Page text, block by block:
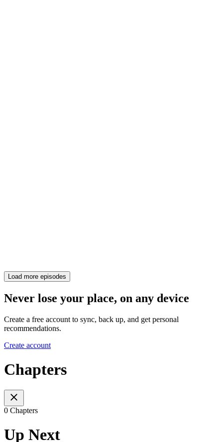
Load more episodes
Never lose your place, on any device
Create a free account to sync, back up, and get personal
recommendations.
Create account
Chapters
0 Chapters
Up Next